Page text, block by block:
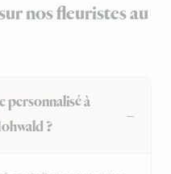
nos fleuristes au
personnalisé à
?